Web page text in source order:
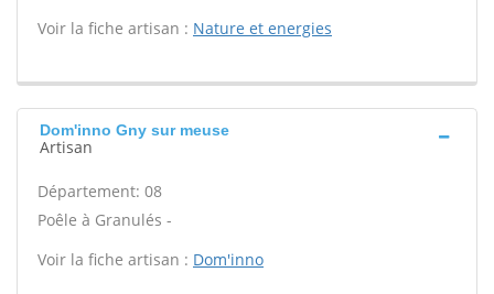
Voir la fiche artisan : Nature et energies
Dom'inno Gny sur meuse
Artisan
Département: 08
Poêle à Granulés -
Voir la fiche artisan : Dom'inno